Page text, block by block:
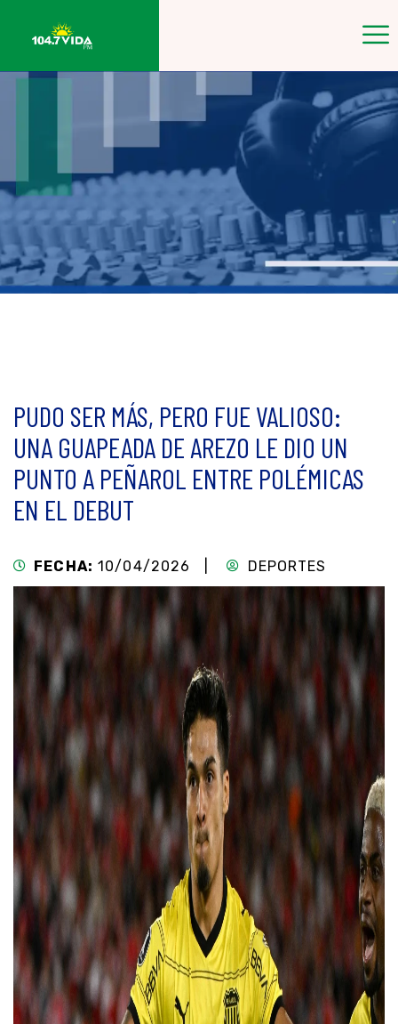
PUDO SER MÁS, PERO FUE VALIOSO:
UNA GUAPEADA DE AREZO LE DIO UN
PUNTO A PEÑAROL ENTRE POLÉMICAS
EN EL DEBUT
FECHA: 10/04/2026 | DEPORTES